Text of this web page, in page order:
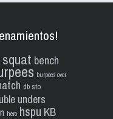
bench
burpees over
db sto
unders
hero hspu KB